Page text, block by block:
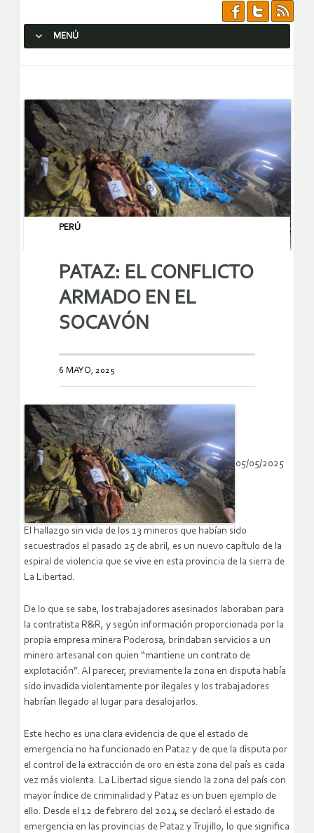
MENÚ
PERÚ
PATAZ: EL CONFLICTO
ARMADO EN EL
SOCAVÓN
6 MAYO, 2025
05/05/2025
El hallazgo sin vida de los 13 mineros que habían sido
secuestrados el pasado 25 de abril, es un nuevo capítulo de la
espiral de violencia que se vive en esta provincia de la sierra de
La Libertad.
De lo que se sabe, los trabajadores asesinados laboraban para
la contratista R&R, y según información proporcionada por la
propia empresa minera Poderosa, brindaban servicios a un
minero artesanal con quien “mantiene un contrato de
explotación”. Al parecer, previamente la zona en disputa había
sido invadida violentamente por ilegales y los trabajadores
habrían llegado al lugar para desalojarlos.
Este hecho es una clara evidencia de que el estado de
emergencia no ha funcionado en Pataz y de que la disputa por
el control de la extracción de oro en esta zona del país es cada
vez más violenta. La Libertad sigue siendo la zona del país con
mayor índice de criminalidad y Pataz es un buen ejemplo de
ello. Desde el 12 de febrero del 2024 se declaró el estado de
emergencia en las provincias de Pataz y Trujillo, lo que significa